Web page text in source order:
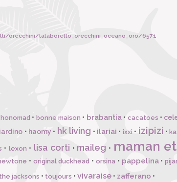
tataborello_orecchini_oceano_oro/6571
• bonne maison • brabantia• cacatoes •
• haomy • hk living • ilariai • ixxi• izipizi •
• lexon • lisa corti • maileg • maman
• original duckhead • orsina • pappelina•
the jacksons • toujours • vivaraise • zafferano •